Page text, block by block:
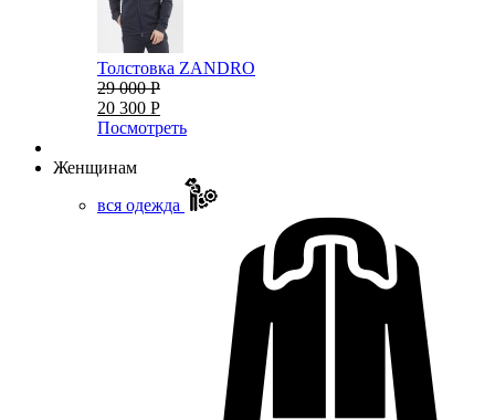
Толстовка ZANDRO
29 000 Р
20 300 Р
Посмотреть
Женщинам
вся одежда